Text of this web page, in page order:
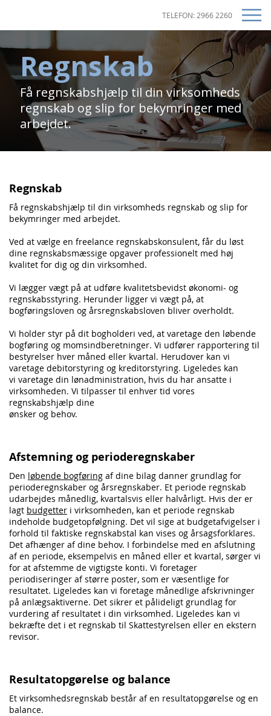
TELEFON: 2966 2260
Regnskab
Få regnskabshjælp til din virksomheds
regnskab og slip for bekymringer med
arbejdet.
Regnskab
Få regnskabshjælp til din virksomheds regnskab og slip for
bekymringer med arbejdet.
Ved at vælge en freelance regnskabskonsulent, får du løst
dine regnskabsmæssige opgaver professionelt med høj
kvalitet for dig og din virksomhed.
Vi lægger vægt på at udføre kvalitetsbevidst økonomi- og
regnskabsstyring. Herunder ligger vi vægt på, at
bogføringsloven og årsregnskabsloven bliver overholdt.
Vi holder styr på dit bogholderi ved, at varetage den løbende
bogføring og momsindberetninger. Vi udfører rapportering til
bestyrelser hver måned eller kvartal. Herudover kan vi
varetage debitorstyring og kreditorstyring. Ligeledes kan
vi varetage din lønadministration, hvis du har ansatte i
virksomheden. Vi tilpasser til enhver tid vores
regnskabshjælp dine
ønsker og behov.
Afstemning og perioderegnskaber
Den løbende bogføring af dine bilag danner grundlag for
perioderegnskaber og årsregnskaber. Et periode regnskab
udarbejdes månedlig, kvartalsvis eller halvårligt. Hvis der er
lagt budgetter i virksomheden, kan et periode regnskab
indeholde budgetopfølgning. Det vil sige at budgetafvigelser i
forhold til faktiske regnskabstal kan vises og årsagsforklares.
Det afhænger af dine behov. I forbindelse med en afslutning
af en periode, eksempelvis en måned eller et kvartal, sørger vi
for at afstemme de vigtigste konti. Vi foretager
periodiseringer af større poster, som er væsentlige for
resultatet. Ligeledes kan vi foretage månedlige afskrivninger
på anlægsaktiverne. Det sikrer et pålideligt grundlag for
vurdering af resultatet i din virksomhed. Ligeledes kan vi
bekræfte det i et regnskab til Skattestyrelsen eller en ekstern
revisor.
Resultatopgørelse og balance
Et virksomhedsregnskab består af en resultatopgørelse og en
balance.